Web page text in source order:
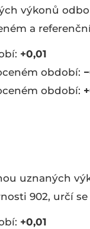
výkonů
a
+0,01
období:
období:
uznaných
902, určí
+0,01